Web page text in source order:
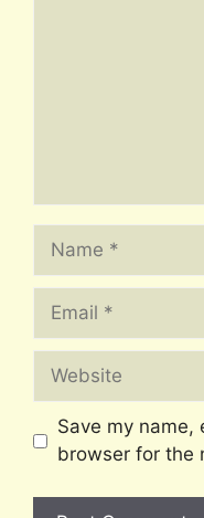
Name
Email
Website
Save my name,
browser for the